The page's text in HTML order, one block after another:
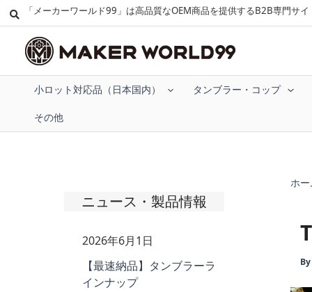
「メーカーワールド99」は高品質なOEM商品を提供するB2B専門サ
小ロット対応品（日本国内） タンブラー・コップ
その他
ニュース・製品情報
【最速納品】タンブラーラ
インナップ
2026年6月1日
ホ
By